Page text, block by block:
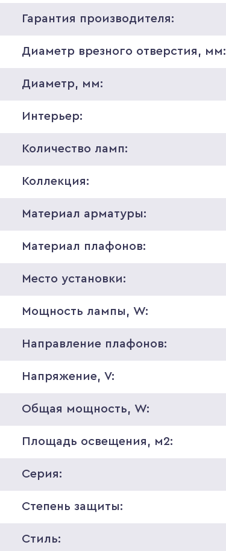
Гарантия производителя:
Диаметр врезного отверстия, мм:
Диаметр, мм:
Интерьер:
Количество ламп:
Коллекция:
Материал арматуры:
Материал плафонов:
Место установки:
Мощность лампы, W:
Направление плафонов:
Напряжение, V:
Общая мощность, W:
Площадь освещения, м2:
Серия:
Степень защиты:
Стиль: